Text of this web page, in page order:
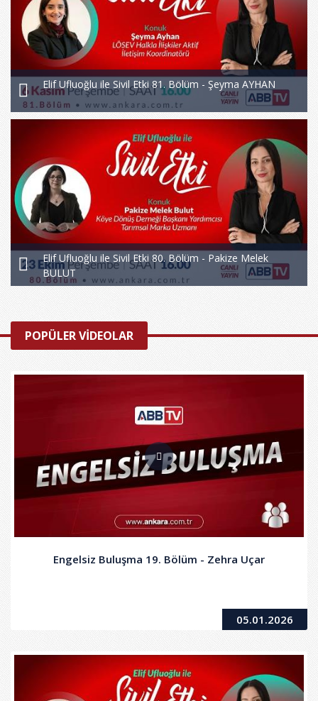
Elif Ufluoğlu ile Sivil Etki 81. Bölüm - Şeyma AYHAN
Elif Ufluoğlu ile Sivil Etki 80. Bölüm - Pakize Melek
BULUT
POPÜLER VİDEOLAR
Engelsiz Buluşma 19. Bölüm - Zehra Uçar
05.01.2026